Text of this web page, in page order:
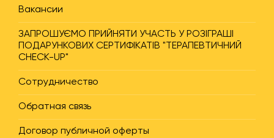
Вакансии
ЗАПРОШУЄМО ПРИЙНЯТИ УЧАСТЬ У РОЗІГРАШІ
ПОДАРУНКОВИХ СЕРТИФІКАТІВ "ТЕРАПЕВТИЧНИЙ
CHECK-UP"
Сотрудничество
Обратная связь
Договор публичной оферты